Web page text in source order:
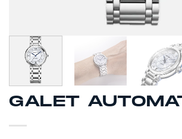
GALET